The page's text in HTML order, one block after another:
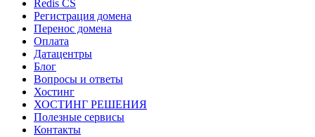
Redis CS
Регистрация домена
Перенос домена
Оплата
Датацентры
Блог
Вопросы и ответы
Хостинг
ХОСТИНГ РЕШЕНИЯ
Полезные сервисы
Контакты